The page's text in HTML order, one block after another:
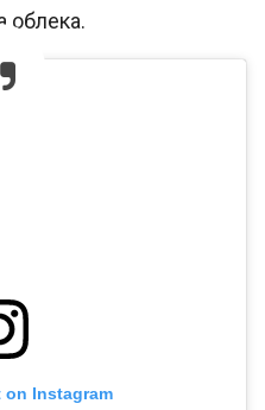
облека.
Instagram